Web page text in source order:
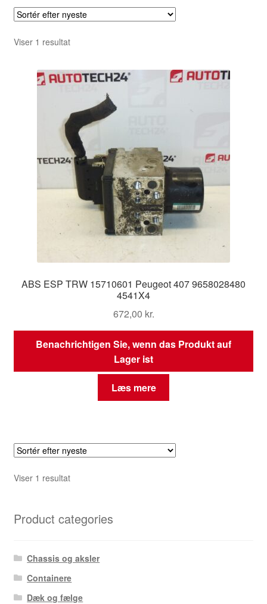
Viser 1 resultat
ABS ESP TRW 15710601 Peugeot 407 9658028480
4541X4
672,00 kr.
Benachrichtigen Sie, wenn das Produkt auf
Lager ist
Læs mere
Viser 1 resultat
Product categories
Chassis og aksler
Containere
Dæk og fælge